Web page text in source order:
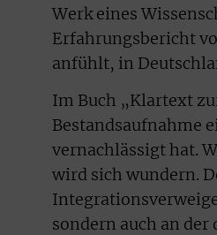
Werk eines
Erfahrungsbericht
anfühlt, in
Im Buch „Klartext
Bestandsaufnahme
vernachlässigt hat.
wird sich wundern.
sondern auch an